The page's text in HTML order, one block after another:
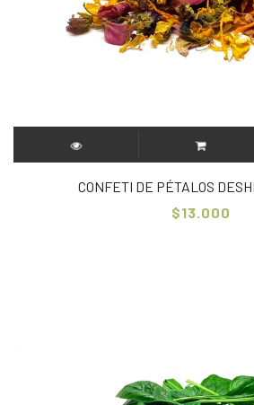
CONFETI DE PÉTALOS
$13.000